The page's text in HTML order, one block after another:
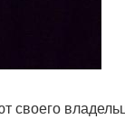
своего